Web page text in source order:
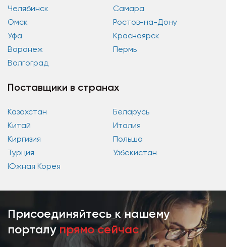
Челябинск
Самара
Омск
Ростов-на-Дону
Уфа
Красноярск
Воронеж
Пермь
Волгоград
Поставщики в странах
Казахстан
Беларусь
Китай
Италия
Киргизия
Польша
Турция
Узбекистан
Южная Корея
Присоединяйтесь к нашему
порталу прямо сейчас